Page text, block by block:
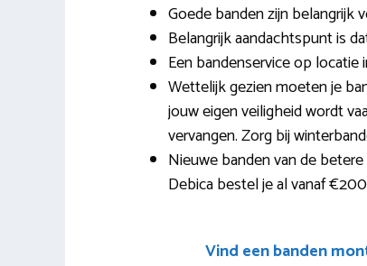
Goede banden zijn belangrijk
Belangrijk aandachtspunt is
Een bandenservice op locatie
Wettelijk gezien moeten je
jouw eigen veiligheid wordt
vervangen. Zorg bij
Nieuwe banden van de
Debica bestel je al vanaf
Vind een banden